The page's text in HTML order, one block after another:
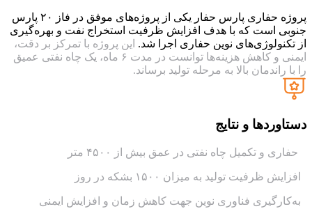
پروژه حفاری پارس حفار یکی از پروژه‌های موفق در فاز ۲۰ پارس
جنوبی است که با هدف افزایش ظرفیت استخراج نفت و بهره‌گیری
از تکنولوژی‌های نوین حفاری اجرا شد. این پروژه با تمرکز بر دقت،
ایمنی و کاهش هزینه‌ها توانست در مدت ۶ ماه، یک چاه نفتی عمیق
را با راندمان بالا به مرحله تولید برساند.
دستاوردها و نتایج
حفاری و تکمیل چاه نفتی در عمق بیش از ۴۵۰۰ متر
افزایش ظرفیت تولید به میزان ۱۵۰۰ بشکه در روز
به‌کارگیری فناوری نوین جهت کاهش زمان و افزایش ایمنی